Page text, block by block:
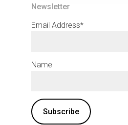
Newsletter
Email Address*
Name